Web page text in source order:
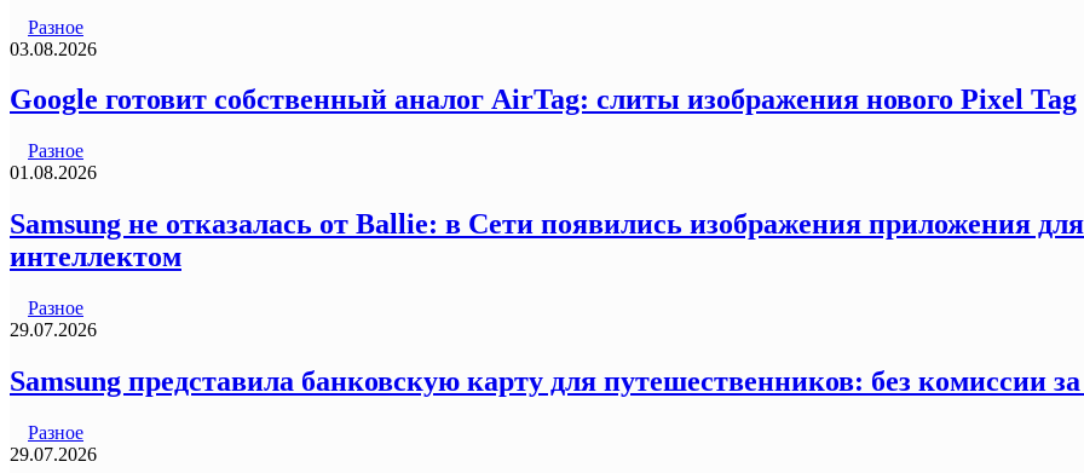
Разное
03.08.2026
Google готовит собственный аналог AirTag: слиты изображения нового Pixel Tag
Разное
01.08.2026
Samsung не отказалась от Ballie: в Сети появились изображения приложения
интеллектом
Разное
29.07.2026
Samsung представила банковскую карту для путешественников: без комиссии
Разное
29.07.2026